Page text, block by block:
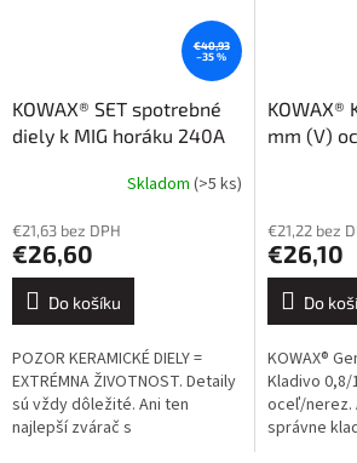
€40,93
–35 %
KOWAX® SET spotrebné
diely k MIG horáku 240A
Skladom (>5 ks)
€21,63 bez DPH
€26,60
Do košíku
POZOR KERAMICKÉ DIELY =
EXTRÉMNA ŽIVOTNOST. Detaily
sú vždy dôležité. Ani ten
najlepší zvárač s
KOWAX®
mm (V)
€21,22 bez
€26,10
Do
KOWAX®
Kladivo 0,8/
oceľ/nerez.
správne